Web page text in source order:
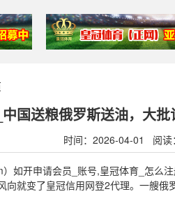
国送粮俄罗斯送油，大
时间：2026-04-01 阅
如开申请会员_账号,皇冠体育_怎么
就变了皇冠信用网登2代理。一艘俄